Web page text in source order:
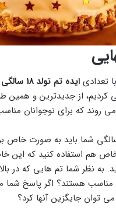
تعدادی ایده تم تولد 18 سالگی
کردیم، از جدیدترین و همین
روند که برای نوجوانان
تولد 18 سالگی شما باید به صورت
هم استفاده کنید که این
به نظر شما تم هایی که در
سالگی مناسب هستند؟ اگر پاسخ
توان جایگزین آنها کرد؟